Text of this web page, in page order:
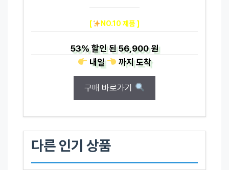
[ NO.10 제품 ]
53%할인 된56,900 원
내일
까지도착
구매 바로가기
다른 인기 상품